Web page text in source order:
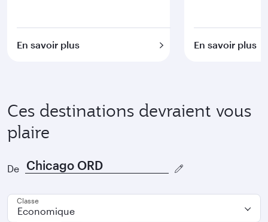
En savoir plus En savoir plus
Ces destinations devraient vous
plaire
De
Classe
Economique